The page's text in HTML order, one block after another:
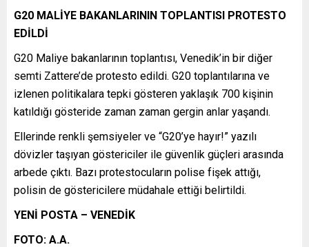
G20 MALİYE BAKANLARININ TOPLANTISI PROTESTO
EDİLDİ
G20 Maliye bakanlarının toplantısı, Venedik’in bir diğer
semti Zattere’de protesto edildi. G20 toplantılarına ve
izlenen politikalara tepki gösteren yaklaşık 700 kişinin
katıldığı gösteride zaman zaman gergin anlar yaşandı.
Ellerinde renkli şemsiyeler ve “G20’ye hayır!” yazılı
dövizler taşıyan göstericiler ile güvenlik güçleri arasında
arbede çıktı. Bazı protestocuların polise fişek attığı,
polisin de göstericilere müdahale ettiği belirtildi.
YENİ POSTA – VENEDİK
FOTO: A.A.